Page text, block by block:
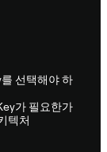
선택해야 하
가 필요한가
텍처